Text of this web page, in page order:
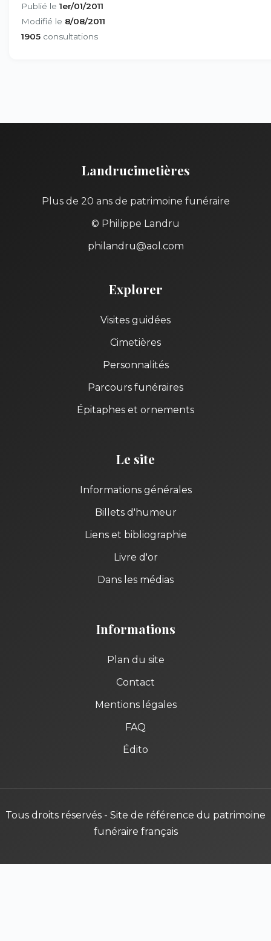
Publié le 1er/01/2011
Modifié le 8/08/2011
1905 consultations
Landrucimetières
Plus de 20 ans de patrimoine funéraire
© Philippe Landru
philandru@aol.com
Explorer
Visites guidées
Cimetières
Personnalités
Parcours funéraires
Épitaphes et ornements
Le site
Informations générales
Billets d'humeur
Liens et bibliographie
Livre d'or
Dans les médias
Informations
Plan du site
Contact
Mentions légales
FAQ
Édito
Tous droits réservés - Site de référence du patrimoine
funéraire français